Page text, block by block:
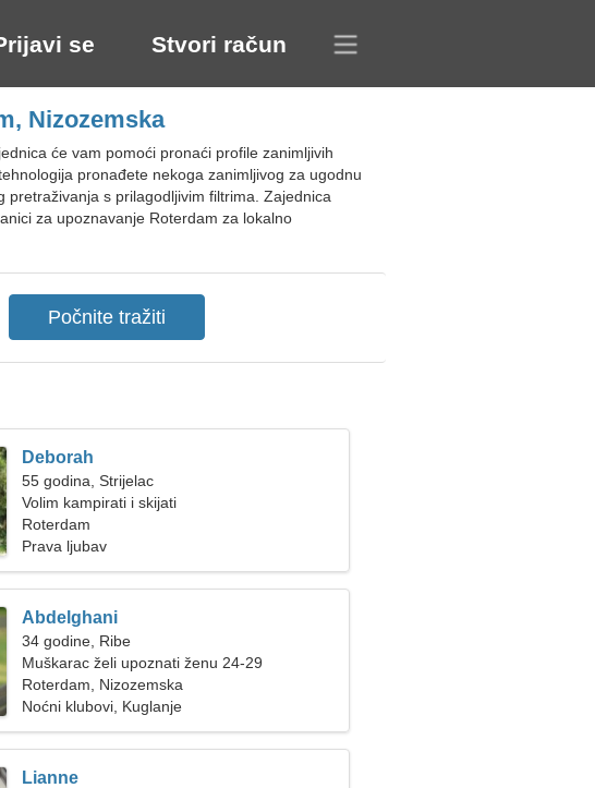
se Stvori račun
Nizozemska
će vam pomoći pronaći profile zanimljivih
pronađete nekoga zanimljivog za ugodnu
s prilagodljivim filtrima. Zajednica
za upoznavanje Roterdam za lokalno
Deborah
55 godina, Strijelac
Volim kampirati i skijati
Roterdam
Prava ljubav
Abdelghani
34 godine, Ribe
Muškarac želi upoznati ženu 24-29
Roterdam, Nizozemska
Noćni klubovi, Kuglanje
Lianne